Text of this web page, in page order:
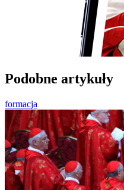
Podobne artykuły
formacja